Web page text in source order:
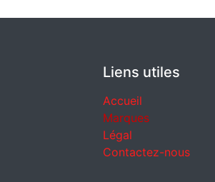
Liens utiles
Accueil
Marques
Légal
Contactez-nous